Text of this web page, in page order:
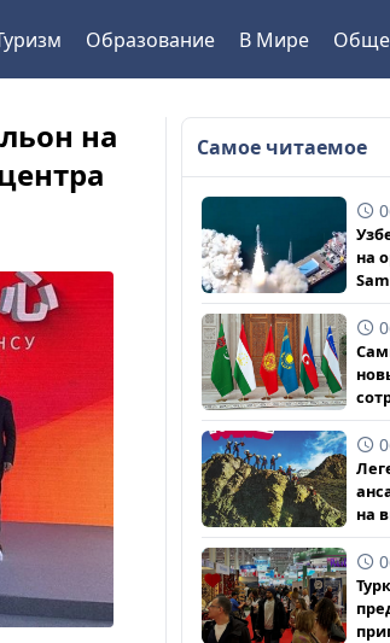
Образование В Мире
на
Самое читаемое
на
на